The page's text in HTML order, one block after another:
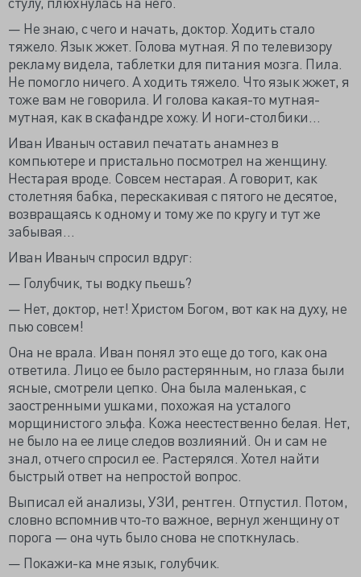
— Не знаю, с чего и начать, доктор. Ходить стало
тяжело. Язык жжет. Голова мутная. Я по телевизору
рекламу видела, таблетки для питания мозга. Пила.
Не помогло ничего. А ходить тяжело. Что язык жжет, я
тоже вам не говорила. И голова какая-то мутная-
мутная, как в скафандре хожу. И ноги-столбики…
Иван Иваныч оставил печатать анамнез в
компьютере и пристально посмотрел на женщину.
Нестарая вроде. Совсем нестарая. А говорит, как
столетняя бабка, перескакивая с пятого не десятое,
возвращаясь к одному и тому же по кругу и тут же
забывая…
Иван Иваныч спросил вдруг:
— Голубчик, ты водку пьешь?
— Нет, доктор, нет! Христом Богом, вот как на духу, не
пью совсем!
Она не врала. Иван понял это еще до того, как она
ответила. Лицо ее было растерянным, но глаза были
ясные, смотрели цепко. Она была маленькая, с
заостренными ушками, похожая на усталого
морщинистого эльфа. Кожа неестественно белая. Нет,
не было на ее лице следов возлияний. Он и сам не
знал, отчего спросил ее. Растерялся. Хотел найти
быстрый ответ на непростой вопрос.
Выписал ей анализы, УЗИ, рентген. Отпустил. Потом,
словно вспомнив что-то важное, вернул женщину от
порога — она чуть было снова не споткнулась.
— Покажи-ка мне язык, голубчик.